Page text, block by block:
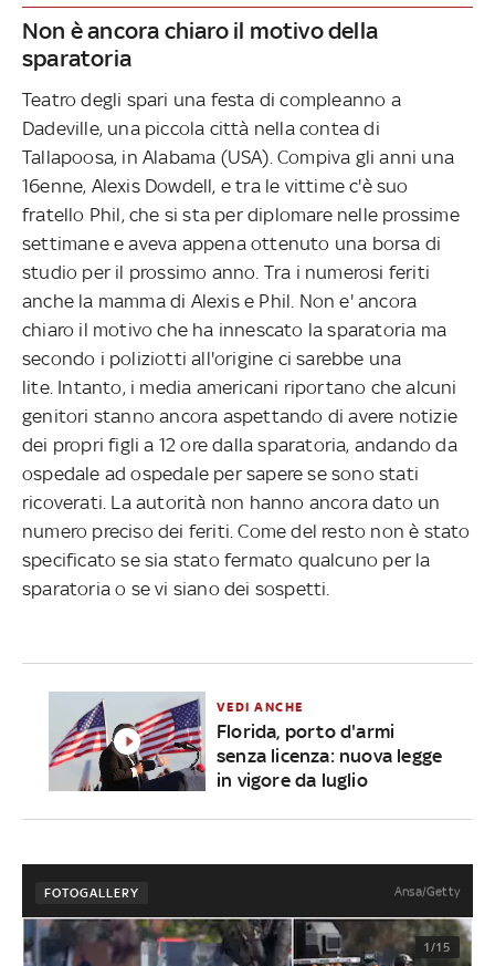
Non è ancora chiaro il motivo della
sparatoria
Teatro degli spari una festa di compleanno a
Dadeville, una piccola città nella contea di
Tallapoosa, in Alabama (USA). Compiva gli anni una
16enne, Alexis Dowdell, e tra le vittime c'è suo
fratello Phil, che si sta per diplomare nelle prossime
settimane e aveva appena ottenuto una borsa di
studio per il prossimo anno. Tra i numerosi feriti
anche la mamma di Alexis e Phil. Non e' ancora
chiaro il motivo che ha innescato la sparatoria ma
secondo i poliziotti all'origine ci sarebbe una
lite. Intanto, i media americani riportano che alcuni
genitori stanno ancora aspettando di avere notizie
dei propri figli a 12 ore dalla sparatoria, andando da
ospedale ad ospedale per sapere se sono stati
ricoverati. La autorità non hanno ancora dato un
numero preciso dei feriti. Come del resto non è stato
specificato se sia stato fermato qualcuno per la
sparatoria o se vi siano dei sospetti.
VEDI ANCHE
Florida, porto d'armi
senza licenza: nuova legge
in vigore da luglio
FOTOGALLERY Ansa/Getty
1/15